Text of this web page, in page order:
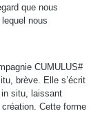
que nous
nous
CUMULUS#
brève. Elle s’écrit
situ, laissant
Cette forme